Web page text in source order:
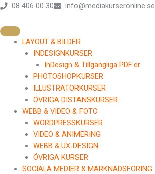
Hoppa
innehåll
08 406 00 30 info@mediakurseronline.se
LAYOUT & BILDER
INDESIGNKURSER
InDesign & Tillgängliga PDF:er
PHOTOSHOPKURSER
ILLUSTRATORKURSER
ÖVRIGA DISTANSKURSER
WEBB & VIDEO & FOTO
WORDPRESSKURSER
VIDEO & ANIMERING
WEBB & UX-DESIGN
ÖVRIGA KURSER
SOCIALA MEDIER & MARKNADSFÖRING
Lektion
Avsnitt
1
Avsnitt
2
delar
Avsnitt
3
typografi
Avsnitt
4